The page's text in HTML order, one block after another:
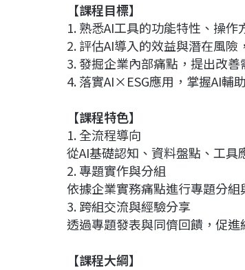
【課程目標】
1. 熟悉AI工具的功能特性、操
2. 評估AI導入的效益與潛在風
3. 發掘企業內部痛點，提出改
4. 落實AI×ESG應用，掌握AI輔
【課程特色】
1. 全流程導向
從AI基礎認知、資料盤點、工具
2. 專題實作與分組
依據企業實務痛點進行專題分
3. 跨組交流與經驗分享
透過專題發表與同儕回饋，促
【課程大綱】